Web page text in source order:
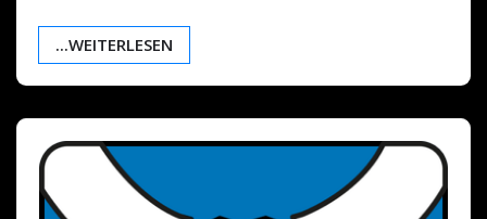
...WEITERLESEN